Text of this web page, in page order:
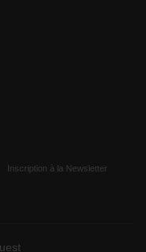
Inscription à la Newsletter